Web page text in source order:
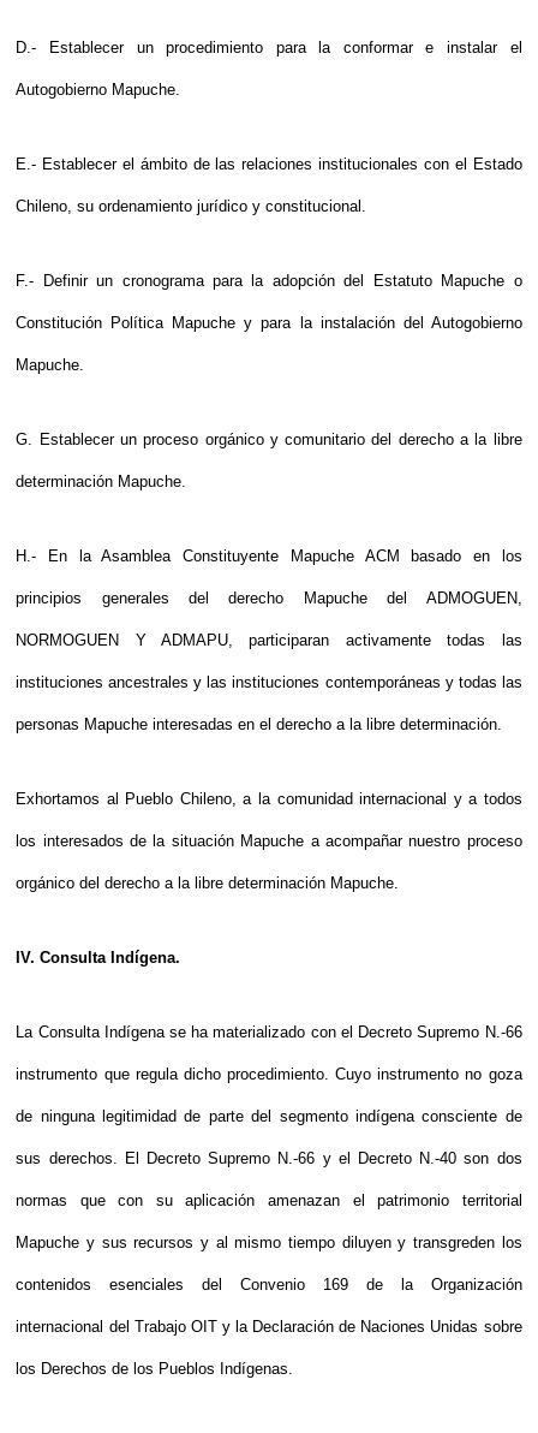
D.- Establecer un procedimiento para la conformar e instalar el
Autogobierno Mapuche.
E.- Establecer el ámbito de las relaciones institucionales con el Estado
Chileno, su ordenamiento jurídico y constitucional.
F.- Definir un cronograma para la adopción del Estatuto Mapuche o
Constitución Política Mapuche y para la instalación del Autogobierno
Mapuche.
G. Establecer un proceso orgánico y comunitario del derecho a la libre
determinación Mapuche.
H.- En la Asamblea Constituyente Mapuche ACM basado en los
principios generales del derecho Mapuche del ADMOGUEN,
NORMOGUEN Y ADMAPU, participaran activamente todas las
instituciones ancestrales y las instituciones contemporáneas y todas las
personas Mapuche interesadas en el derecho a la libre determinación.
Exhortamos al Pueblo Chileno, a la comunidad internacional y a todos
los interesados de la situación Mapuche a acompañar nuestro proceso
orgánico del derecho a la libre determinación Mapuche.
IV. Consulta Indígena.
La Consulta Indígena se ha materializado con el Decreto Supremo N.-66
instrumento que regula dicho procedimiento. Cuyo instrumento no goza
de ninguna legitimidad de parte del segmento indígena consciente de
sus derechos. El Decreto Supremo N.-66 y el Decreto N.-40 son dos
normas que con su aplicación amenazan el patrimonio territorial
Mapuche y sus recursos y al mismo tiempo diluyen y transgreden los
contenidos esenciales del Convenio 169 de la Organización
internacional del Trabajo OIT y la Declaración de Naciones Unidas sobre
los Derechos de los Pueblos Indígenas.